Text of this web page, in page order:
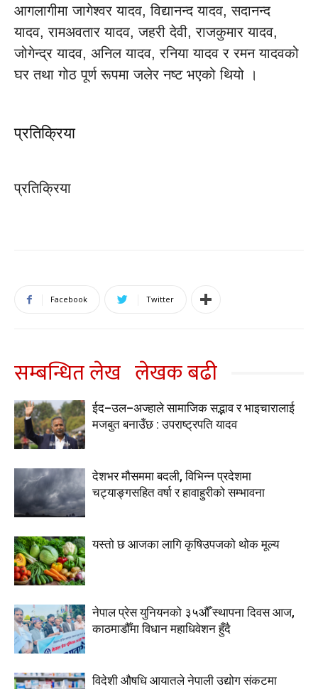
आगलागीमा जागेश्वर यादव, विद्यानन्द यादव, सदानन्द
यादव, रामअवतार यादव, जहरी देवी, राजकुमार यादव,
जोगेन्द्र यादव, अनिल यादव, रनिया यादव र रमन यादवको
घर तथा गोठ पूर्ण रूपमा जलेर नष्ट भएको थियो ।
प्रतिक्रिया
प्रतिक्रिया
Facebook Twitter
सम्बन्धित लेख लेखक बढी
ईद–उल–अज्हाले सामाजिक सद्भाव र भाइचारालाई
मजबुत बनाउँछ : उपराष्ट्रपति यादव
देशभर मौसममा बदली, विभिन्न प्रदेशमा
चट्याङ्गसहित वर्षा र हावाहुरीको सम्भावना
यस्तो छ आजका लागि कृषिउपजको थोक मूल्य
नेपाल प्रेस युनियनको ३५औँ स्थापना दिवस आज,
काठमाडौँमा विधान महाधिवेशन हुँदै
विदेशी औषधि आयातले नेपाली उद्योग संकटमा